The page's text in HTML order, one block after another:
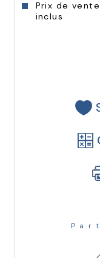
Prix de
inclus